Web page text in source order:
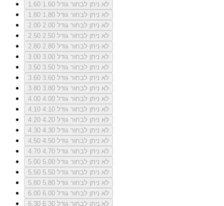
1.60
לא ניתן לבחור גודל 1.60
1.80
לא ניתן לבחור גודל 1.80
2.00
לא ניתן לבחור גודל 2.00
2.50
לא ניתן לבחור גודל 2.50
2.80
לא ניתן לבחור גודל 2.80
3.00
לא ניתן לבחור גודל 3.00
3.50
לא ניתן לבחור גודל 3.50
3.60
לא ניתן לבחור גודל 3.60
3.80
לא ניתן לבחור גודל 3.80
4.00
לא ניתן לבחור גודל 4.00
4.10
לא ניתן לבחור גודל 4.10
4.20
לא ניתן לבחור גודל 4.20
4.30
לא ניתן לבחור גודל 4.30
4.50
לא ניתן לבחור גודל 4.50
4.70
לא ניתן לבחור גודל 4.70
5.00
לא ניתן לבחור גודל 5.00
5.50
לא ניתן לבחור גודל 5.50
5.80
לא ניתן לבחור גודל 5.80
6.00
לא ניתן לבחור גודל 6.00
6.30
לא ניתן לבחור גודל 6.30